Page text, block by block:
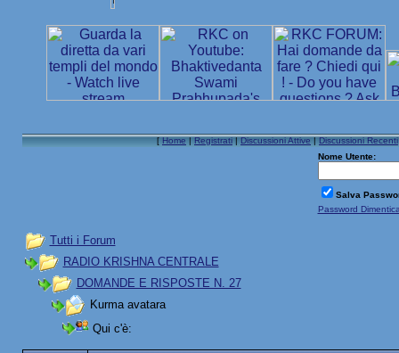
[Home|Registrati|Discussioni Attive|Discussioni Recenti
Nome Utente:
Salva
Password
Tutti i Forum
RADIO KRISHNA CENTRALE
DOMANDE E RISPOSTE N. 27
Kurma avatara
Qui c'è: